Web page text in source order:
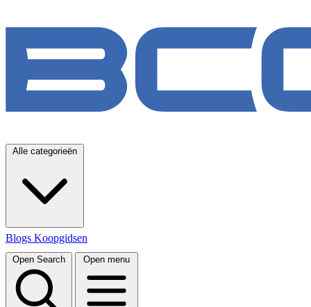
Alle categorieën
Blogs Koopgidsen
Open Search Open menu